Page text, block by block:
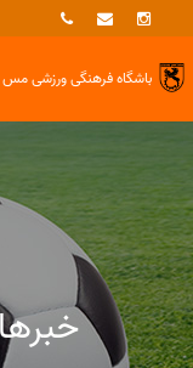
باشگاه فرهنگی ورزشیمس